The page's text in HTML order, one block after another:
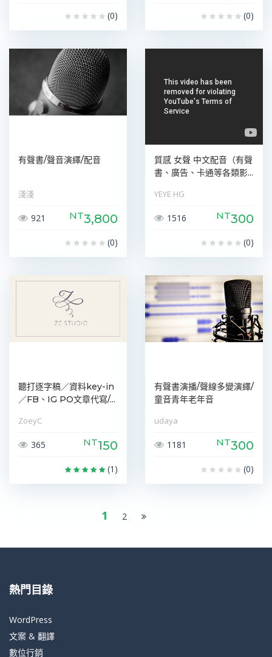
(0) (0)
有聲書/聲音演繹/配音
淺淺
921 NT3,800
(0)
質感 女聲 中文配音（有聲
書、廣告、卡通等各類影...
YEYE HG
1516 NT300
(0)
聽打逐字稿／資料key-in
／FB、IG PO文章代寫/...
ZoeyC
365 NT150
(1)
有聲書演播/聲線多變演繹/
童音青年老年音
udaya
1181 NT300
(0)
1 2
熱門目錄
WordPress
文案 & 翻譯
數位行銷